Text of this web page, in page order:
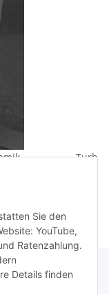
Sie den
YouTube,
Ratenzahlung.
Details finden